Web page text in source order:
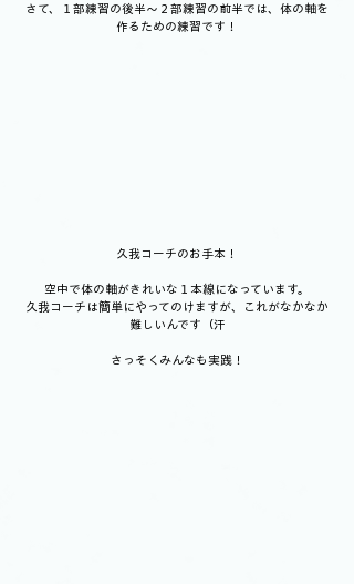
さて、１部練習の後半～２部練習の前半では、体の軸を
作るための練習です！
久我コーチのお手本！
空中で体の軸がきれいな１本線になっています。
久我コーチは簡単にやってのけますが、これがなかなか
難しいんです（汗
さっそくみんなも実践！